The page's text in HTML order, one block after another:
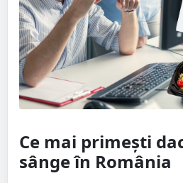
Ce mai primeşti
sânge în România